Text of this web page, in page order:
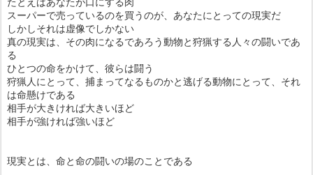
スーパーで売っているのを買うのが、あなたにとっての現実だ
しかしそれは虚像でしかない
真の現実は、その肉になるであろう動物と狩猟する人々の闘いであ
る
ひとつの命をかけて、彼らは闘う
狩猟人にとって、捕まってなるものかと逃げる動物にとって、それ
は命懸けである
相手が大きければ大きいほど
相手が強ければ強いほど
現実とは、命と命の闘いの場のことである